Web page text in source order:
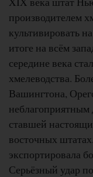
производителем
культивировать
итоге на всём
середине века
хмелеводства.
Вашингтона,
ставшей
восточных
экспортировала
Серьёзный удар